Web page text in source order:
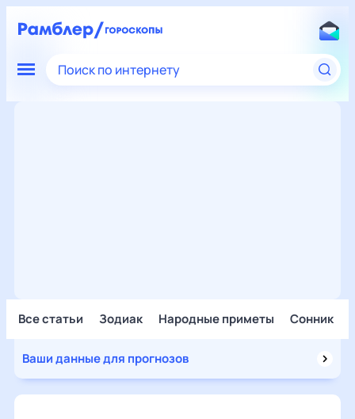
Поиск по интернету
Все статьи Зодиак Народные приметы Сонник
Ваши данные для прогнозов